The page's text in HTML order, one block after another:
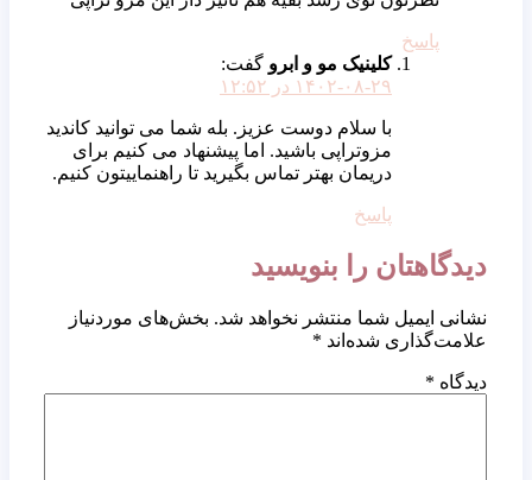
پاسخ
کلینیک مو و ابرو گفت:
۱۴۰۲-۰۸-۲۹ در ۱۲:۵۲
با سلام دوست عزیز. بله شما می توانید کاندید
مزوتراپی باشید. اما پیشنهاد می کنیم برای
دریمان بهتر تماس بگیرید تا راهنماییتون کنیم.
پاسخ
دیدگاهتان را بنویسید
نشانی ایمیل شما منتشر نخواهد شد. بخش‌های موردنیاز
علامت‌گذاری شده‌اند *
دیدگاه *